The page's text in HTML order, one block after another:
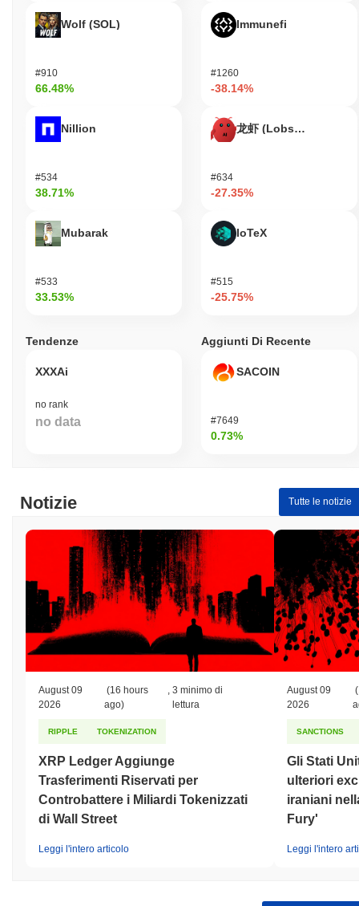
Wolf (SOL)
#910
66.48%
Nillion
#534
38.71%
Mubarak
#533
33.53%
Immunefi
#1260
-38.14%
龙虾 (Lobster)
#634
-27.35%
IoTeX
#515
-25.75%
Tendenze
XXXAi
no rank
no data
Aggiunti Di Recente
SACOIN
#7649
0.73%
Notizie Tutte le notizie
August 09
2026
(16 hours
ago)
3 minimo di
lettura
RIPPLE TOKENIZATION
XRP Ledger Aggiunge
Trasferimenti Riservati per
Controbattere i Miliardi Tokenizzati
di Wall Street
Leggi l'intero articolo
August 09
2026
SANCTIONS
Gli Stati
ulteriori
iraniani
Fury'
Leggi l'intero